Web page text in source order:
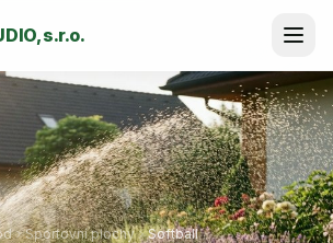
s.r.o.
Sportovní plochy Softball